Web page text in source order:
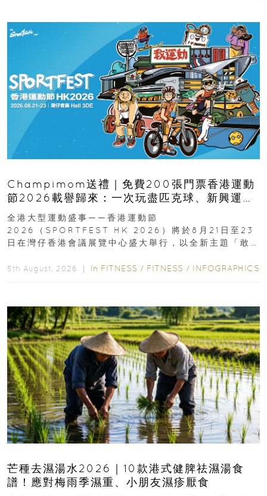
Champimom送禮｜免費200張門票香港運動
節2026載譽歸來：一次玩盡匹克球、新興運
動、街舞比賽＋逾百運動品牌展覽
全港大型運動盛事——香港運動節
2026（SPORTFEST HK 2026）將於8月21日至23
日在灣仔香港會議展覽中心盛大舉行，以全新主題「敢
5th August, 2026 ｜ In FITNESS / FITNESS / INFOGRAPHICS
芒種去濕湯水2026｜10款港式健脾祛濕湯食
譜！應對梅雨季濕重、小朋友濕疹厭食